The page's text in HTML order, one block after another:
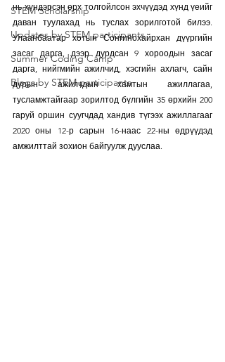
STEM Scholarship
Updates by STEM participants
Summer Coding Camp
Blogs by STEM participants
нь хүндэрсэн өрх толгойлсон эхчүүдэд хүнд үеийг
даван туулахад нь туслах зорилготой билээ.
Улаанбаатар хотын Сонгинохайрхан дүүргийн
засаг дарга, дээр дурдсан 9 хороодын засаг
дарга, нийгмийн ажилчид, хэсгийн ахлагч, сайн
дурын ажилчдын хамтын ажиллагаа,
тусламжтайгаар зорилтод бүлгийн 35 өрхийн 200
гаруй оршин суугчдад хандив түгээх ажиллагааг
2020 оны 12-р сарын 16-наас 22-ны өдрүүдэд
амжилттай зохион байгуулж дууслаа.